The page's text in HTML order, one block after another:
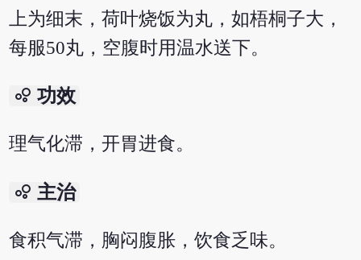
上为细末，荷叶烧饭为丸，如梧桐子大，
每服50丸，空腹时用温水送下。
bubble_chart 功效
理气化滞，开胃进食。
bubble_chart 主治
食积气滞，胸闷腹胀，饮食乏味。